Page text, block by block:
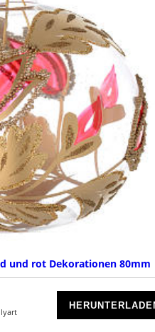
und rot Dekorationen 80mm